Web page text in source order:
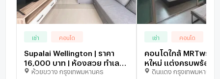
เช่า คอนโด
Supalai Wellington | ราคา
16,000 บาท | ห้องสวย ทำเลดี
เฟอร์นิเจอร์ครบ พร้อมอยู่
ห้วยขวาง กรุงเทพมหานคร
เช่า คอนโด
คอนโดใกล้ MRTพระร
หใหม่ แต่งครบพร้อมเ
ราคา14,000บาท/เตือ
ดินแดง กรุงเทพมหานคร